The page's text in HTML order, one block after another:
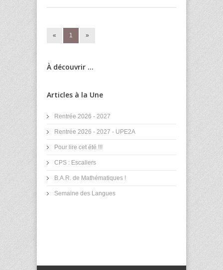
« 1 »
À découvrir ...
Articles à la Une
Rentrée 2026 - 2027
Rentrée 2026 - 2027 - UPE2A
Pour lire cet été !!!
CPS : Escaliers
B.A.R. de Mathématiques !
Semaine des Langues